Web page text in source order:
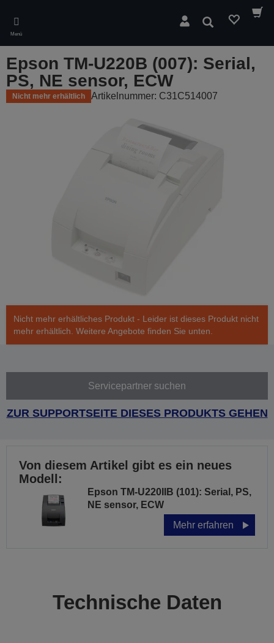
main
content
Menü
Suchen
Epson TM-U220B (007): Serial,
PS, NE sensor, ECW
Nicht mehr erhältlich Artikelnummer: C31C514007
Nicht mehr erhältliches Produkt - Leider ist dieses Produkt nicht
mehr erhältlich. Weitere Angebote finden Sie unten.
Servicepartner suchen
ZUR SUPPORTSEITE DIESES PRODUKTS GEHEN
Von diesem Artikel gibt es ein neues
Modell:
Epson TM-U220IIB (101): Serial, PS,
NE sensor, ECW
Mehr erfahren
Technische Daten